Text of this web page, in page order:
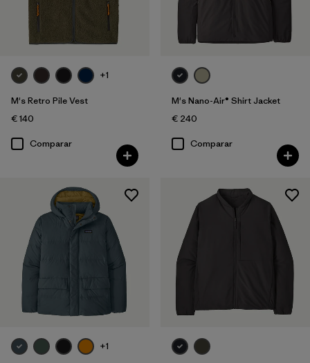
+1
M's Retro Pile Vest
€ 140
Comparar
M's Nano-Air® Shirt Jacket
€ 240
Comparar
+1